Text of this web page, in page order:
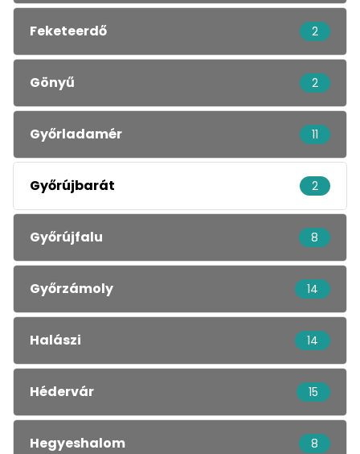
Feketeerdő 2
Gönyű 2
Győrladamér 11
Győrújbarát 2
Győrújfalu 8
Győrzámoly 14
Halászi 14
Hédervár 15
Hegyeshalom 8